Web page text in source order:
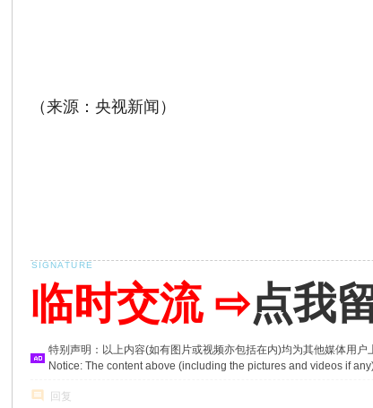
（来源：央视新闻）
临时交流 ⇨点我
特别声明：以上内容(如有图片或视频亦包括在内)均为其他媒体用
Notice: The content above (including the pictures and videos if
回复